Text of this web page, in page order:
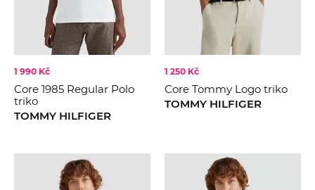
1 990 Kč
Core 1985 Regular Polo
triko
TOMMY HILFIGER
1 250 Kč
Core Tommy Logo triko
TOMMY HILFIGER